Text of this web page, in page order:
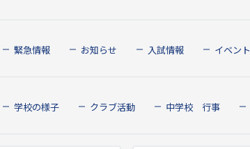
緊急情報 お知らせ 入試情報 イベント
学校の様子 クラブ活動 中学校 行事